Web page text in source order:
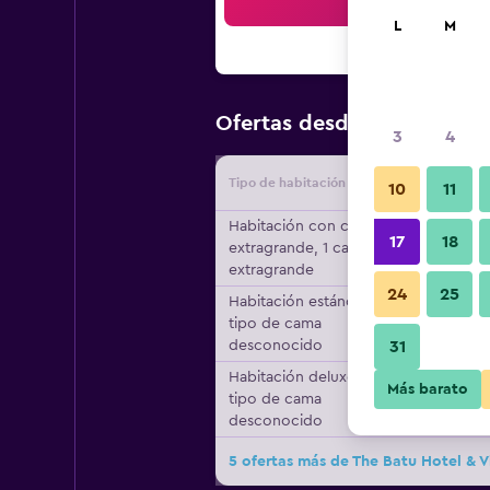
Ofertas desde Oferta
Tipo de habitación
Habitación con cama
extragrande, 1 cama
extragrande
Habitación estándar,
tipo de cama
desconocido
Habitación deluxe,
tipo de cama
desconocido
5 ofertas más de The Batu Hotel &
L M
3 4
10 11
17 18
24 25
31
Más barato